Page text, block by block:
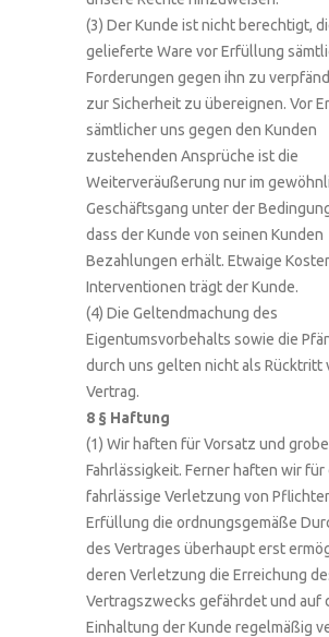
(3) Der Kunde ist nicht berechtigt,
gelieferte Ware vor Erfüllung
Forderungen gegen ihn zu
zur Sicherheit zu übereignen. Vor
sämtlicher uns gegen den Kunden
zustehenden Ansprüche ist die
Weiterveräußerung nur im
Geschäftsgang unter der
dass der Kunde von seinen Kunden
Bezahlungen erhält. Etwaige
Interventionen trägt der Kunde.
(4) Die Geltendmachung des
Eigentumsvorbehalts sowie die
durch uns gelten nicht als Rücktritt
Vertrag.
8 § Haftung
(1) Wir haften für Vorsatz und grobe
Fahrlässigkeit. Ferner haften wir für
fahrlässige Verletzung von
Erfüllung die ordnungsgemäße
des Vertrages überhaupt erst
deren Verletzung die Erreichung
Vertragszwecks gefährdet und auf
Einhaltung der Kunde regelmäßig